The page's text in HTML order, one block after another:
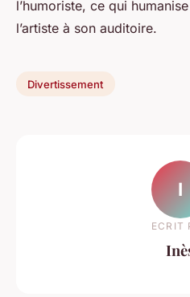
l’humoriste, ce qui
l’artiste à son auditoire.
Divertissement
I
ECRIT